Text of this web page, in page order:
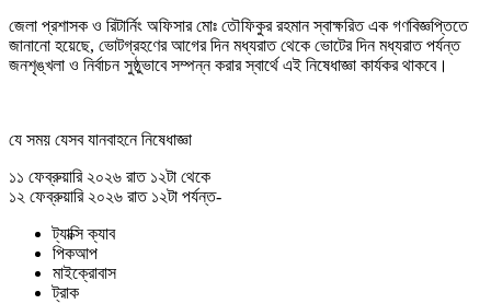
জেলা প্রশাসক ও রিটার্নিং অফিসার মোঃ তৌফিকুর রহমান স্বাক্ষরিত এক গণবিজ্ঞপ্তিতে
জানানো হয়েছে, ভোটগ্রহণের আগের দিন মধ্যরাত থেকে ভোটের দিন মধ্যরাত পর্যন্ত
জনশৃঙ্খলা ও নির্বাচন সুষ্ঠুভাবে সম্পন্ন করার স্বার্থে এই নিষেধাজ্ঞা কার্যকর থাকবে।
যে সময় যেসব যানবাহনে নিষেধাজ্ঞা
১১ ফেব্রুয়ারি ২০২৬ রাত ১২টা থেকে
১২ ফেব্রুয়ারি ২০২৬ রাত ১২টা পর্যন্ত-
ট্যাক্সি ক্যাব
পিকআপ
মাইক্রোবাস
ট্রাক